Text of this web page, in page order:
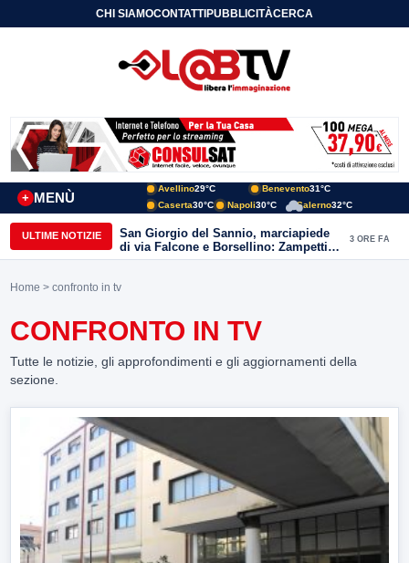
CHI SIAMOCONTATTIPUBBLICITÀCERCA
MENÙ
+
Avellino29°C Benevento31°C
Caserta30°C Napoli30°C Salerno32°C
ULTIME NOTIZIE
San Giorgio del Sannio, marciapiede
di via Falcone e Borsellino: Zampetti e
Lombardi replicano alle polemiche
3 ORE FA
Home > confronto in tv
CONFRONTO IN TV
Tutte le notizie, gli approfondimenti e gli aggiornamenti della
sezione.